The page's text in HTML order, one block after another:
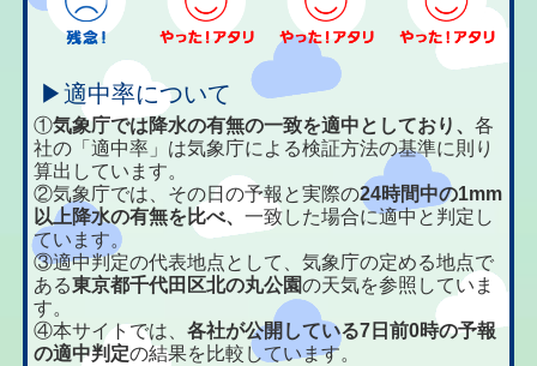
▶適中率について
①気象庁では降水の有無の一致を適中としており、各
社の「適中率」は気象庁による検証方法の基準に則り
算出しています。
②気象庁では、その日の予報と実際の24時間中の1mm
以上降水の有無を比べ、一致した場合に適中と判定し
ています。
③適中判定の代表地点として、気象庁の定める地点で
ある東京都千代田区北の丸公園の天気を参照していま
す。
④本サイトでは、各社が公開している7日前0時の予報
の適中判定の結果を比較しています。